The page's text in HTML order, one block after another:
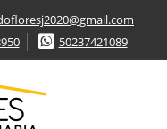
50237421089